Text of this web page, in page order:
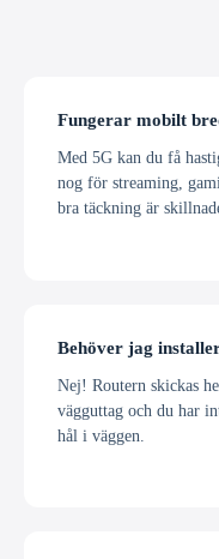
Fungerar mobilt
Med 5G kan du få
nog för streaming,
bra täckning är
Behöver jag
Nej! Routern skickas
vägguttag och du har
hål i väggen.